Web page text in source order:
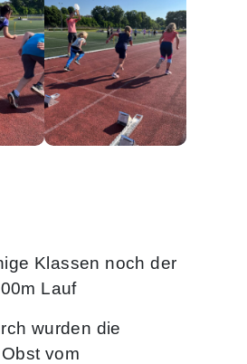
Klassen noch der
Lauf
wurden die
vom